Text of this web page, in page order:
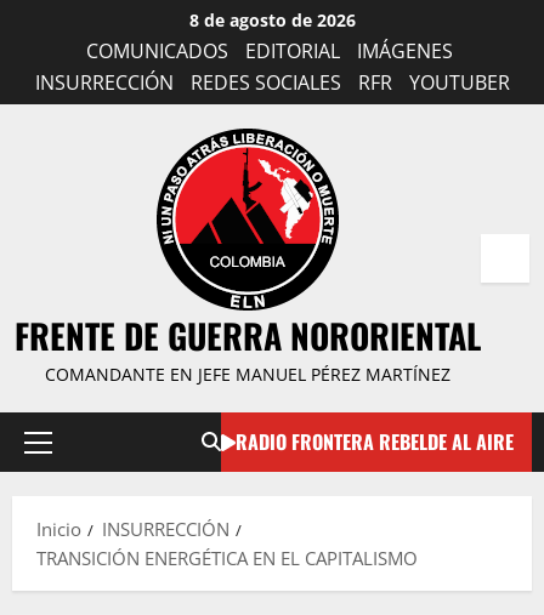
contenido
8 de agosto de 2026
COMUNICADOS EDITORIAL
IMÁGENES
INSURRECCIÓN
REDES SOCIALES RFR YOUTUBER
FRENTE DE GUERRA NORORIENTAL
COMANDANTE EN JEFE MANUEL PÉREZ MARTÍNEZ
Menú
RADIO FRONTERA REBELDE AL AIRE
Inicio
INSURRECCIÓN
TRANSICIÓN ENERGÉTICA EN EL CAPITALISMO